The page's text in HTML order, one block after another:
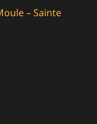
– Sainte